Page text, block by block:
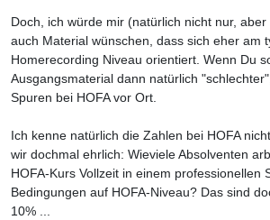
Doch, ich würde mir (natürlich nicht nur,
auch Material wünschen, dass sich eher am
Homerecording Niveau orientiert. Wenn Du
Ausgangsmaterial dann natürlich
Spuren bei HOFA vor Ort.
Ich kenne natürlich die Zahlen bei HOFA
wir dochmal ehrlich: Wieviele Absolventen
HOFA-Kurs Vollzeit in einem professionellen
Bedingungen auf HOFA-Niveau? Das sind
10% ...